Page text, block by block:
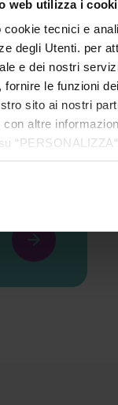
web utilizza i
cookie tecnici e
degli Utenti. per
e dei nostri
fornire le funzioni
sito ai nostri
con altre
per il
complete ti